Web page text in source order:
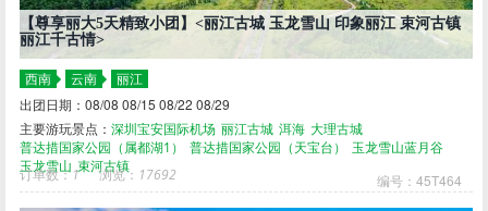
【尊享丽大5天精致小团】<丽江古城 玉龙雪山 印象丽江 束河古镇
丽江千古情>
西南 云南
丽江
出团日期：08/08 08/15 08/22 08/29
主要游玩景点：深圳宝安国际机场 丽江古城 洱海 大理古城
普达措国家公园（属都湖1）
普达措国家公园（天宝台）
玉龙雪山蓝月谷
玉龙雪山 束河古镇
订单数：1 浏览： 17692 编号：45T464